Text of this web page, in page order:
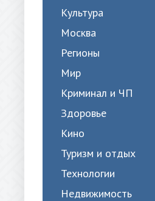
Культура
Москва
Регионы
Мир
Криминал и ЧП
Здоровье
Кино
Туризм и отдых
Технологии
Недвижимость